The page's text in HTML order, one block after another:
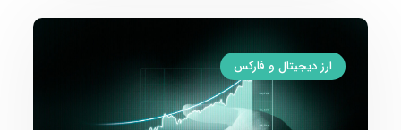
ارز دیجیتال و فارکس